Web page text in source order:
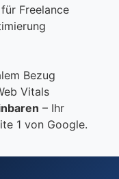
Freelance
Bezug
Vitals
– Ihr
1 von Google.